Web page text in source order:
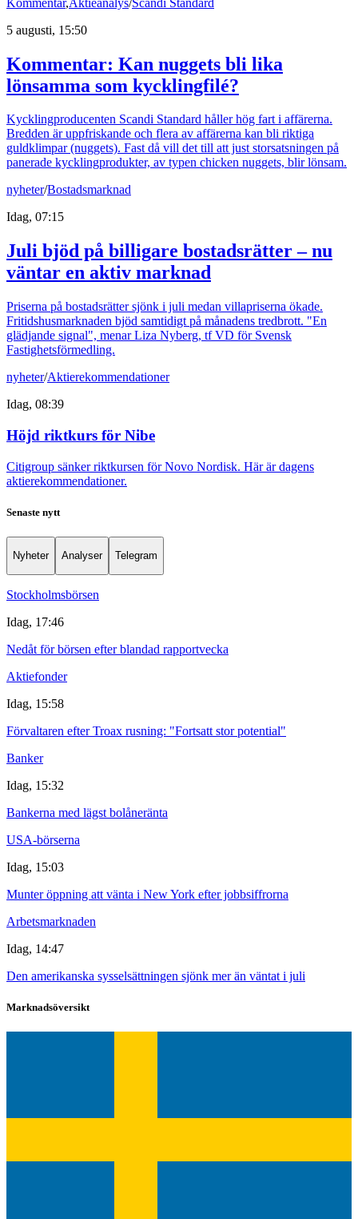
5 augusti, 15:50
Kommentar: Kan nuggets bli lika
lönsamma som kycklingfilé?
Kycklingproducenten Scandi Standard håller hög fart i affärerna.
Bredden är uppfriskande och flera av affärerna kan bli riktiga
guldklimpar (nuggets). Fast då vill det till att just storsatsningen på
panerade kycklingprodukter, av typen chicken nuggets, blir lönsam.
nyheter/Bostadsmarknad
Idag, 07:15
Juli bjöd på billigare bostadsrätter – nu
väntar en aktiv marknad
Priserna på bostadsrätter sjönk i juli medan villapriserna ökade.
Fritidshusmarknaden bjöd samtidigt på månadens tredbrott. "En
glädjande signal", menar Liza Nyberg, tf VD för Svensk
Fastighetsförmedling.
nyheter/Aktierekommendationer
Idag, 08:39
Höjd riktkurs för Nibe
Citigroup sänker riktkursen för Novo Nordisk. Här är dagens
aktierekommendationer.
Senaste nytt
Nyheter Analyser Telegram
Stockholmsbörsen
Idag, 17:46
Nedåt för börsen efter blandad rapportvecka
Aktiefonder
Idag, 15:58
Förvaltaren efter Troax rusning: "Fortsatt stor potential"
Banker
Idag, 15:32
Bankerna med lägst bolåneränta
USA-börserna
Idag, 15:03
Munter öppning att vänta i New York efter jobbsiffrorna
Arbetsmarknaden
Idag, 14:47
Den amerikanska sysselsättningen sjönk mer än väntat i juli
Marknadsöversikt